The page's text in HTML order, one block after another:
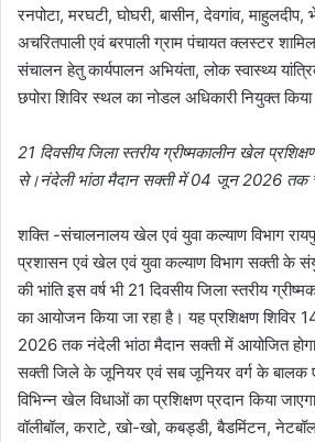
रनपोटा, मरघटी, घोघरी, बासीन, देवगांव, माहुलदीप,
अचरितपाली एवं बरपाली ग्राम पंचायत क्लस्टर
संचालन हेतु कार्यपालन अभियंता, लोक स्वास्थ्य
छपोरा शिविर स्थल का नोडल अधिकारी नियुक्त
21 दिवसीय जिला स्तरीय ग्रीष्मकालीन खेल
से।नंदेली भांठा मैदान सक्ती में 04 जून 2026 तक
शक्ति -संचालनालय खेल एवं युवा कल्याण विभाग
प्रशासन एवं खेल एवं युवा कल्याण विभाग सक्ती के
की भांति इस वर्ष भी 21 दिवसीय जिला स्तरीय
का आयोजन किया जा रहा है। यह प्रशिक्षण
2026 तक नंदेली भांठा मैदान सक्ती में आयोजित
सक्ती जिले के जूनियर एवं सब जूनियर वर्ग के बालक
विभिन्न खेल विधाओं का प्रशिक्षण प्रदान किया
वॉलीबॉल, कराटे, खो-खो, कबड्डी, बैडमिंटन,